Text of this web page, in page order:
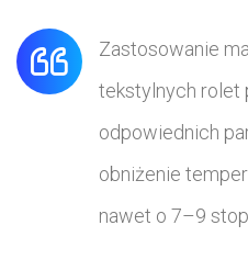
Zastosowanie
tekstylnych rolet
odpowiednich
obniżenie
nawet o 7–9